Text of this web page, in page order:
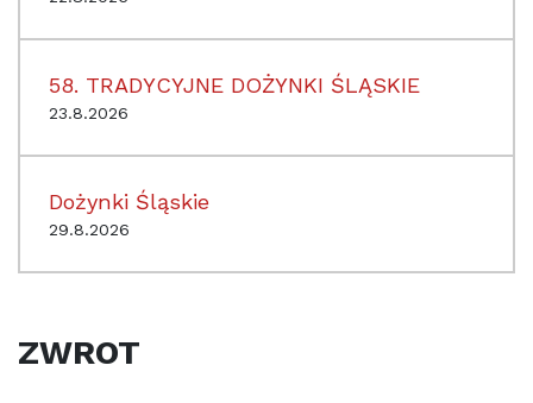
58. TRADYCYJNE DOŻYNKI ŚLĄSKIE
23.8.2026
Dożynki Śląskie
29.8.2026
ZWROT